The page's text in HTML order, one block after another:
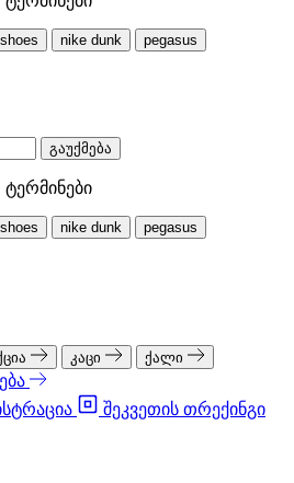
nike dunk
pegasus
გაუქმება
nike dunk
pegasus
კაცი
ქალი
შეკვეთის თრექინგი